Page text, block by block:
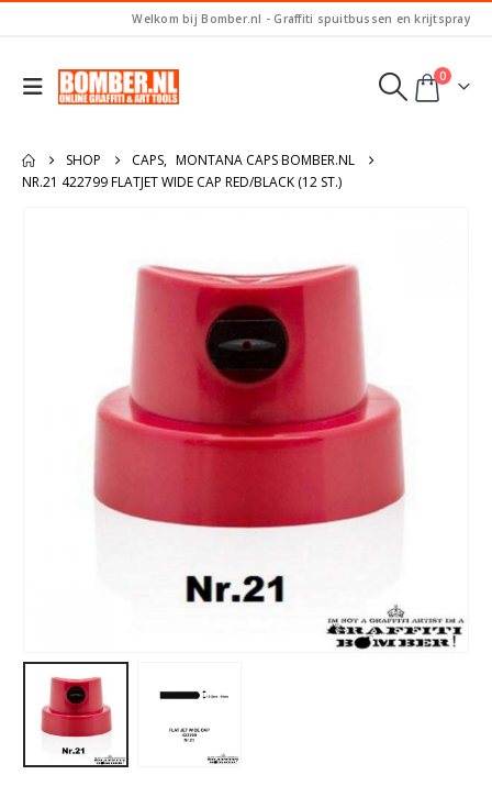
Welkom bij Bomber.nl - Graffiti spuitbussen en krijtspray
0
SHOP CAPS, MONTANA CAPS BOMBER.NL
NR.21 422799 FLATJET WIDE CAP RED/BLACK (12 ST.)